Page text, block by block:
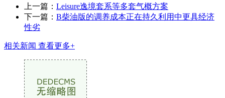
上一篇： Leisure逸境套系等多套气概方案
下一篇： B柴油版的调养成本正在持久利用中更具经济
性劣
相关新闻 查看更多+